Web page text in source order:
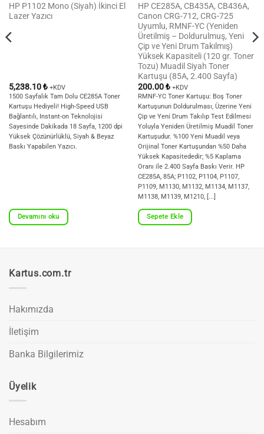
HP P1102 Mono (Siyah) İkinci El
Lazer Yazıcı
5,238.10₺ +KDV
1500 Sayfalık Tam Dolu CE285A Toner
Kartuşu Hediyeli! High-Speed USB
Bağlantılı, Instant-on Teknolojisi
Sayesinde Dakikada 18 Sayfa, 1200 dpi
Yüksek Çözünürlüklü, Siyah & Beyaz
Baskı Yapabilen Yazıcı.
Devamını oku
HP CE285A, CB435A, CB436A,
Canon CRG-712, CRG-725
Uyumlu, RMNF-YC (Yeniden
Üretilmiş – Doldurulmuş, Yeni
Çip ve Yeni Drum Takılmış)
Yüksek Kapasiteli (120 gr. Toner
Tozu) Muadil Siyah Toner
Kartuşu (85A, 2.400 Sayfa)
200.00₺ +KDV
RMNF-YC Toner Kartuşu: Boş Toner
Kartuşunun Doldurulması, Üzerine Yeni
Çip ve Yeni Drum Takılıp Test Edilmesi
Yoluyla Yeniden Üretilmiş Muadil Toner
Kartuşudur. %100 Yeni Muadil veya
Orijinal Toner Kartuşundan %50 Daha
Yüksek Kapasitededir; %5 Kaplama
Oranı ile 2.400 Sayfa Baskı Verir. HP
CE285A, 85A; P1102, P1104, P1107,
P1109, M1130, M1132, M1134, M1137,
M1138, M1139, M1210, [...]
Sepete Ekle
Kartus.com.tr
Hakımızda
İletişim
Banka Bilgilerimiz
Üyelik
Hesabım